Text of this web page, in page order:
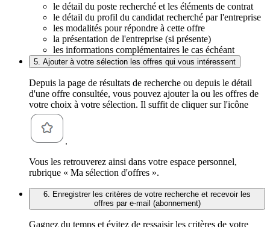
le détail du poste recherché et les éléments de contrat
le détail du profil du candidat recherché par l'entreprise
les modalités pour répondre à cette offre
la présentation de l'entreprise (si présente)
les informations complémentaires le cas échéant
5. Ajouter à votre sélection les offres qui vous intéressent
Depuis la page de résultats de recherche ou depuis le détail
d'une offre consultée, vous pouvez ajouter la ou les offres de
votre choix à votre sélection. Il suffit de cliquer sur l'icône
.
Vous les retrouverez ainsi dans votre espace personnel,
rubrique « Ma sélection d'offres ».
6. Enregistrer les critères de votre recherche et recevoir les
offres par e-mail (abonnement)
Gagnez du temps et évitez de ressaisir les critères de votre